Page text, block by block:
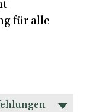
für alle